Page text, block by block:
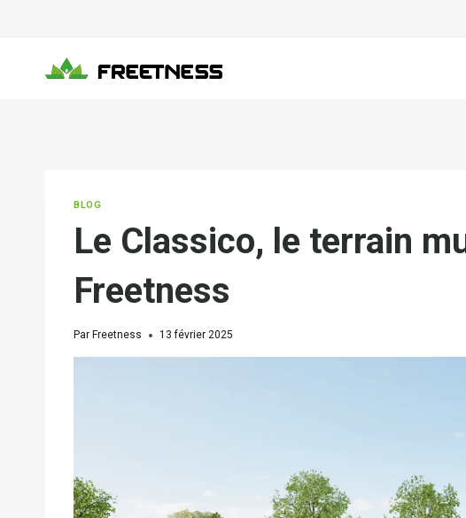
BLOG
Le Classico, le terrain
Freetness
Par Freetness 13 février 2025